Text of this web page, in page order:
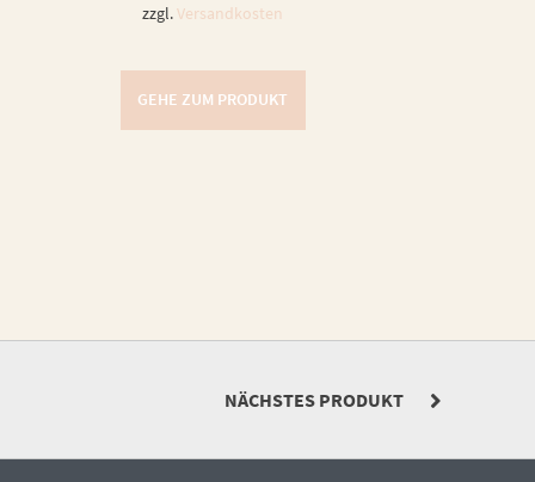
zzgl.Versandkosten
GEHE ZUM PRODUKT
NÄCHSTES PRODUKT